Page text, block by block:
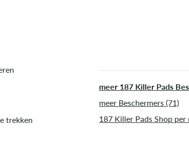
trekken
meer 187 Killer Pads
meer Beschermers (71)
187 Killer Pads Shop per